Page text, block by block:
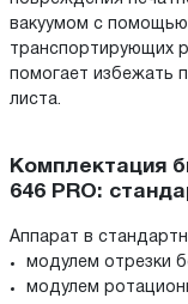
вакуумом с
транспортирующих
помогает избежать
листа.
Комплектация
646 PRO:
Аппарат в
модулем отрезки
модулем